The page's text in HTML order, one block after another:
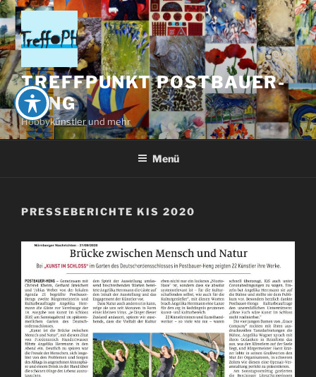
Zum
Inhalt
springen
TREFFPUNKT POSTBAUER-
HENG
Hobbykünstler und mehr
Menü
PRESSEBERICHTE KIS 2020